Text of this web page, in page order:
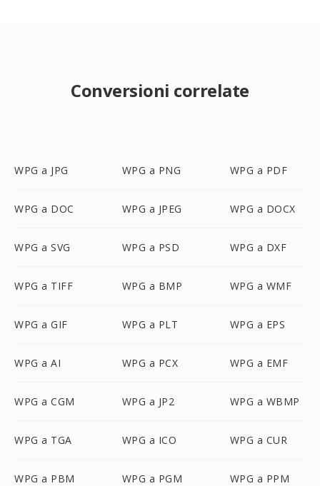
Conversioni correlate
WPG a JPG WPG a PNG WPG a PDF
WPG a DOC WPG a JPEG WPG a DOCX
WPG a SVG WPG a PSD WPG a DXF
WPG a TIFF WPG a BMP WPG a WMF
WPG a GIF WPG a PLT WPG a EPS
WPG a AI WPG a PCX WPG a EMF
WPG a CGM WPG a JP2 WPG a WBMP
WPG a TGA WPG a ICO WPG a CUR
WPG a PBM WPG a PGM WPG a PPM